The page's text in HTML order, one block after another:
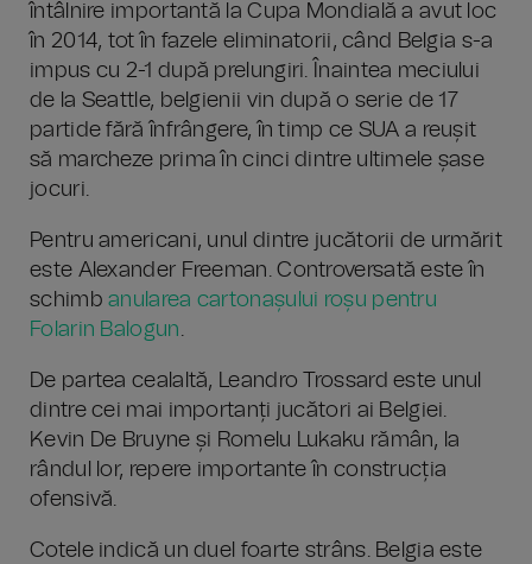
întâlnire importantă la Cupa Mondială a avut loc
în 2014, tot în fazele eliminatorii, când Belgia s-a
impus cu 2-1 după prelungiri. Înaintea meciului
de la Seattle, belgienii vin după o serie de 17
partide fără înfrângere, în timp ce SUA a reușit
să marcheze prima în cinci dintre ultimele șase
jocuri.
Pentru americani, unul dintre jucătorii de urmărit
este Alexander Freeman. Controversată este în
schimbanularea cartonașului roșu pentru
Folarin Balogun.
De partea cealaltă, Leandro Trossard este unul
dintre cei mai importanți jucători ai Belgiei.
Kevin De Bruyne și Romelu Lukaku rămân, la
rândul lor, repere importante în construcția
ofensivă.
Cotele indică un duel foarte strâns. Belgia este